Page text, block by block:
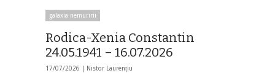
galaxia nemuririi
Rodica-Xenia Constantin
24.05.1941 – 16.07.2026
17/07/2026 | Nistor Laurențiu